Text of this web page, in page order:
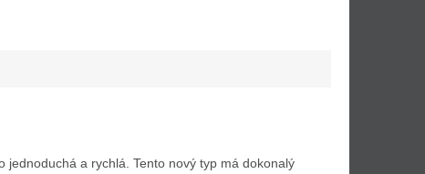
a rychlá. Tento nový typ má dokonalý